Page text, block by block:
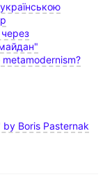
Boris Pasternak